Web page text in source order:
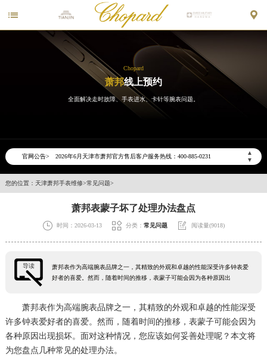
 
Chopard
萧邦线上预约
全面解决走时故障、手表进水、卡针等腕表问题。
官网公告>
▲
▼
2026年6月天津市萧邦官方售后客户服务热线：400-885-0231
2026年6月萧邦售后服务中心最新网点地址：
节假日正常营业！
您的位置： 天津萧邦手表维修>常见问题>
萧邦表蒙子坏了处理办法盘点
 时间：2026-03-13  分类： 常见问题  阅读量(9018)
导读
萧邦表作为高端腕表品牌之一，其精致的外观和卓越的性能深受许多钟表爱
好者的喜爱。然而，随着时间的推移，表蒙子可能会因为各种原因出
萧邦表作为高端腕表品牌之一，其精致的外观和卓越的性能深受
许多钟表爱好者的喜爱。然而，随着时间的推移，表蒙子可能会因为
各种原因出现损坏。面对这种情况，您应该如何妥善处理呢？本文将
为您盘点几种常见的处理办法。